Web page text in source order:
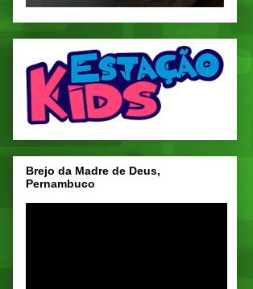
Brejo da Madre de Deus,
Pernambuco